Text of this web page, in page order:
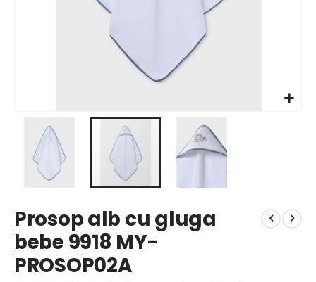
Prosop alb cu gluga
bebe 9918 MY-
PROSOP02A